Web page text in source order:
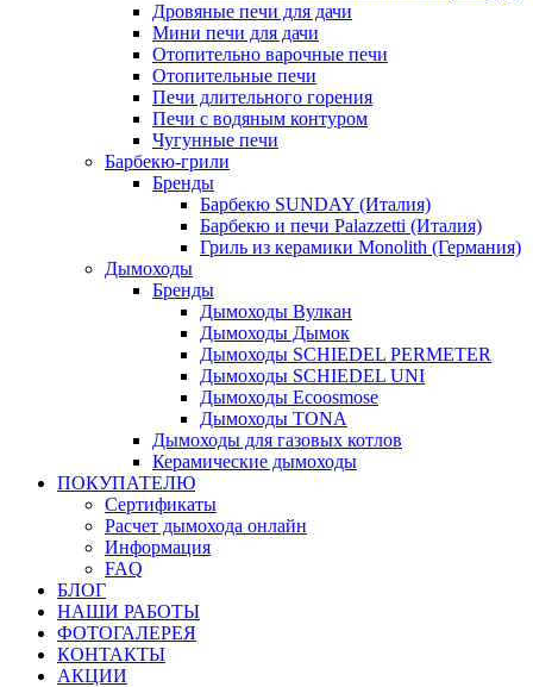
Дровяные печи для дачи
Мини печи для дачи
Отопительно варочные печи
Отопительные печи
Печи длительного горения
Печи с водяным контуром
Чугунные печи
Барбекю-грили
Бренды
Барбекю SUNDAY (Италия)
Барбекю и печи Palazzetti (Италия)
Гриль из керамики Monolith (Германия)
Дымоходы
Бренды
Дымоходы Вулкан
Дымоходы Дымок
Дымоходы SCHIEDEL PERMETER
Дымоходы SCHIEDEL UNI
Дымоходы Ecoosmose
Дымоходы TONA
Дымоходы для газовых котлов
Керамические дымоходы
ПОКУПАТЕЛЮ
Сертификаты
Расчет дымохода онлайн
Информация
FAQ
БЛОГ
НАШИ РАБОТЫ
ФОТОГАЛЕРЕЯ
КОНТАКТЫ
АКЦИИ